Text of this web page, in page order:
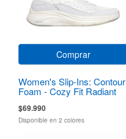
Comprar
Women's Slip-Ins: Contour
Foam - Cozy Fit Radiant
$69.990
Disponible en 2 colores